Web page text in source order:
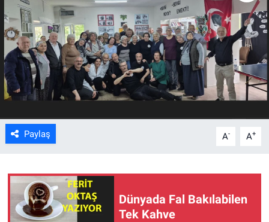
Paylaş A- A+
Dünyada Fal Bakılabilen
Tek Kahve